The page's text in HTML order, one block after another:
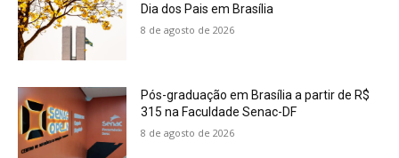
Dia dos Pais em Brasília
8 de agosto de 2026
Pós-graduação em Brasília a partir de R$
315 na Faculdade Senac-DF
8 de agosto de 2026